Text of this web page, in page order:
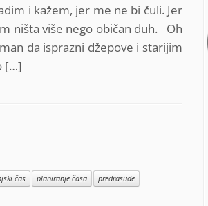
i kažem, jer me ne bi čuli. Jer
ništa više nego običan duh. Oh
da isprazni džepove i starijim
[…]
čas planiranje časa
predrasude